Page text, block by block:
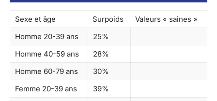
Sexe et âge Surpoids
Valeurs « saines »
Homme 20-39 ans
25%
Homme 40-59 ans
28%
Homme 60-79 ans
30%
Femme 20-39 ans
39%